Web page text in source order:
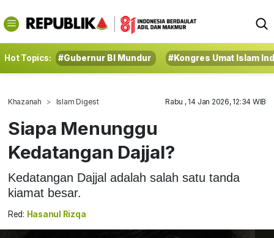
Hot Topics: #Gubernur BI Mundur #Kongres Umat Islam
Khazanah Islam Digest Rabu , 14 Jan 2026, 12:34 WIB
Siapa Menunggu
Kedatangan Dajjal?
Kedatangan Dajjal adalah salah satu tanda
kiamat besar.
Red: Hasanul Rizqa